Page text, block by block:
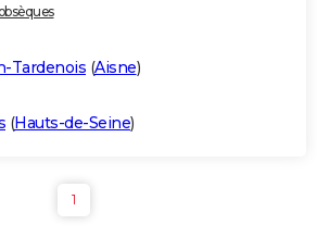
Tardenois (Aisne)
(Hauts-de-Seine)
1